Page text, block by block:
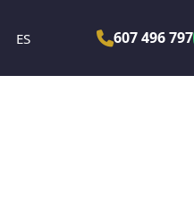
ES 607 496 797